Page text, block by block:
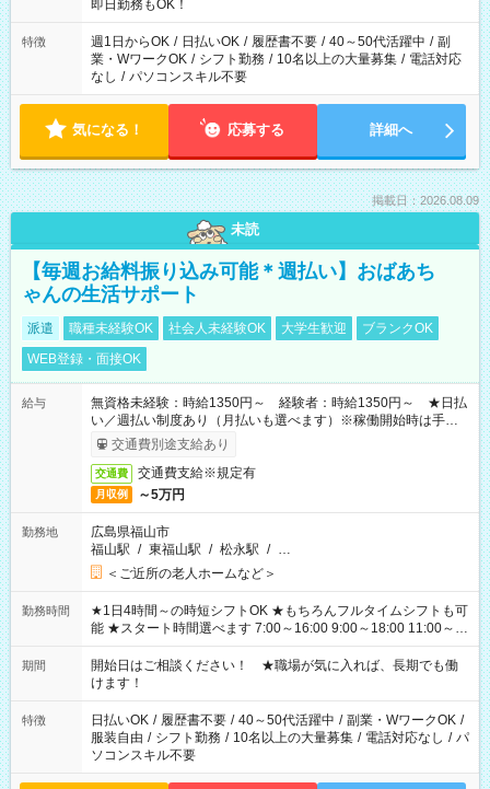
即日勤務もOK！
特徴 週1日からOK / 日払いOK / 履歴書不要 / 40～50代活躍中 / 副
業・WワークOK / シフト勤務 / 10名以上の大量募集 / 電話対応
なし / パソコンスキル不要
気になる！ 応募する 詳細へ
掲載日：2026.08.09
未読
【毎週お給料振り込み可能＊週払い】おばあち
ゃんの生活サポート
派遣 職種未経験OK 社会人未経験OK 大学生歓迎
ブランクOK
WEB登録・面接OK
給与
無資格未経験：時給1350円～ 経験者：時給1350円～ ★日払
い／週払い制度あり（月払いも選べます）※稼働開始時は手続き
完了次第のお支払いとなります。
交通費別途支給あり
交通費 交通費支給※規定有
月収例 ～5万円
勤務地
広島県福山市
福山駅 / 東福山駅 / 松永駅 / …
＜ご近所の老人ホームなど＞
勤務時間
★1日4時間～の時短シフトOK ★もちろんフルタイムシフトも可
能 ★スタート時間選べます 7:00～16:00 9:00～18:00 11:00～
20:00 など 残業なし！ ※Wワークの場合、他のお仕事と合わせ
週40時間超の就業はご案内できません ※法令に基づき、週20時
間以上勤務は社会保険への加入対象となります ※労働者派遣法
（日雇い派遣の原則禁止）により、短時間・短期間の就業はご
案内が難しい場合があります
期間
開始日はご相談ください！ ★職場が気に入れば、長期でも働
けます！
特徴 日払いOK / 履歴書不要 / 40～50代活躍中 / 副業・WワークOK /
服装自由 / シフト勤務 / 10名以上の大量募集 / 電話対応なし / パ
ソコンスキル不要